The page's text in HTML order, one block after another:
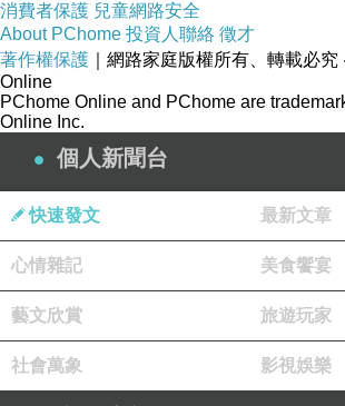
痞客邦PIXNET
成立：2003年
結束經營的部落格
無名小站
服務終止：2013年12年26日
服務終止:2018年8月7日
消費者保護 兒童網路安全
About PChome 投資人聯絡 徵才
著作權保護 ｜網路家庭版權所有、轉載必究
Online
PChome Online and PChome are
Online Inc.
個人新聞台
快速發文 最新文章
心情雜記 美食饗宴
藝文欣賞 旅遊玩家
社會萬象 影視娛樂